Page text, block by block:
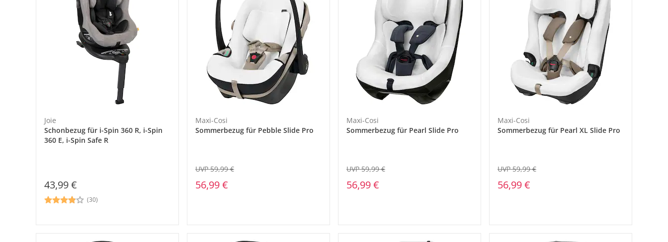
Joie
Schonbezug für i-Spin 360 R, i-Spin
360 E, i-Spin Safe R
43,99 €
(30)
Maxi-Cosi
Sommerbezug für Pebble Slide Pro
56,99 €
UVP 59,99 €
Maxi-Cosi
Sommerbezug für Pearl Slide Pro
56,99 €
UVP 59,99 €
Maxi-Cosi
Sommerbezug für Pearl XL Slide Pro
56,99 €
UVP 59,99 €